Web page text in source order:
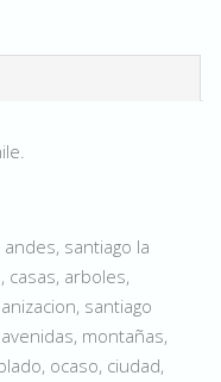
santiago la
casas, arboles,
santiago
montañas,
ocaso, ciudad,